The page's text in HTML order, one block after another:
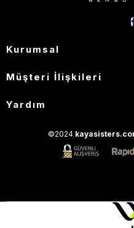
Kurumsal
Müşteri İlişkileri
Yardım
©2024